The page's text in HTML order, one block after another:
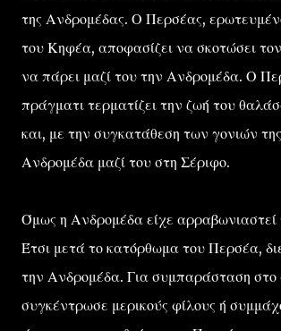
της Ανδρομέδας. Ο Περσέας,
του Κηφέα, αποφασίζει να σκοτώσει
να πάρει μαζί του την Ανδρομέδα. Ο
πράγματι τερματίζει την ζωή του
και, με την συγκατάθεση των γονιών
Ανδρομέδα μαζί του στη Σέριφο.
Όμως η Ανδρομέδα είχε αρραβωνιαστεί
Έτσι μετά το κατόρθωμα του Περσέα,
την Ανδρομέδα. Για συμπαράσταση στο
συγκέντρωσε μερικούς φίλους ή